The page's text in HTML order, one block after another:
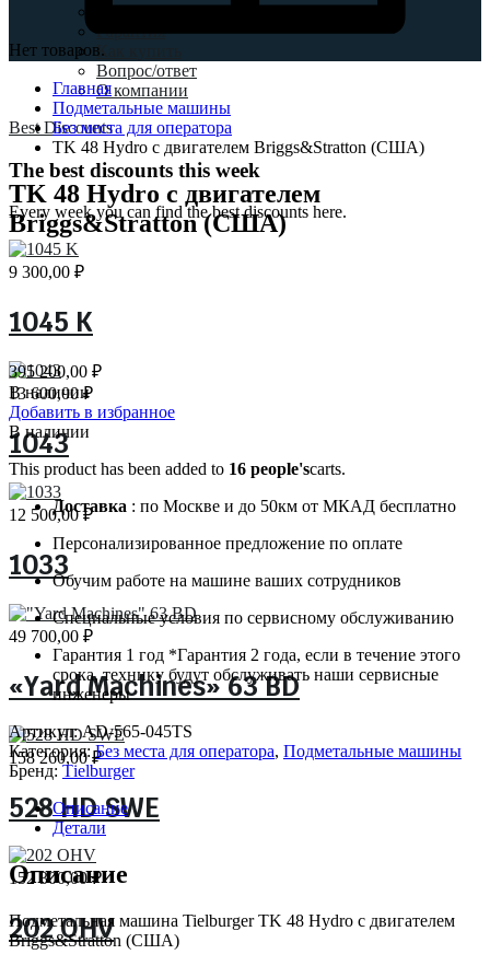
Доставка
Гарантия
Как купить
Вопрос/ответ
О компании
Best Discounts
The best discounts this week
Every week you can find the best discounts here.
9 300,00 ₽
1045 K
13 600,00₽
1043
12 500,00₽
1033
49 700,00 ₽
«Yard Machines» 63 BD
158 260,00₽
528 HD SWE
152 300,00₽
202 OHV
Нет товаров.
Главная
Подметальные машины
Без места для оператора
TK 48 Hydro с двигателем Briggs&Stratton (США)
TK 48 Hydro с двигателем
Briggs&Stratton (США)
395 200,00 ₽
В наличии
Добавить в избранное
В наличии
This product has been added to 16 people'scarts.
Доставка : по Москве и до 50км от МКАД бесплатно
Персонализированное предложение по оплате
Обучим работе на машине ваших сотрудников
Специальные условия по сервисному обслуживанию
Гарантия 1 год *Гарантия 2 года, если в течение этого
срока, технику будут обслуживать наши сервисные
инженеры
Артикул: AD-565-045TS
Категория: Без места для оператора, Подметальные машины
Бренд: Тielburger
Описание
Детали
Описание
Подметальная машина Tielburger TK 48 Hydro с двигателем
Briggs&Stratton (США)